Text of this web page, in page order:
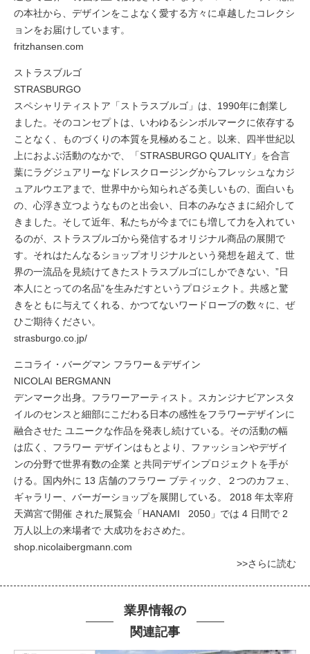
の本社から、デザインをこよなく愛する方々に卓越したコレクシ
ョンをお届けしています。
fritzhansen.com
ストラスブルゴ
STRASBURGO
スペシャリティストア「ストラスブルゴ」は、1990年に創業し
ました。そのコンセプトは、いわゆるシンボルマークに依存する
ことなく、ものづくりの本質を見極めること。以来、四半世紀以
上におよぶ活動のなかで、「STRASBURGO QUALITY」を合言
葉にラグジュアリーなドレスクロージングからフレッシュなカジ
ュアルウエアまで、世界中から知られざる美しいもの、面白いも
の、心浮き立つようなものと出会い、日本のみなさまに紹介して
きました。そして近年、私たちが今までにも増して力を入れてい
るのが、ストラスブルゴから発信するオリジナル商品の展開で
す。それはたんなるショップオリジナルという発想を超えて、世
界の一流品を見続けてきたストラスブルゴにしかできない、”日
本人にとっての名品”を生みだすというプロジェクト。共感と驚
きをともに与えてくれる、かつてないワードローブの数々に、ぜ
ひご期待ください。
strasburgo.co.jp/
ニコライ・バーグマン フラワー＆デザイン
NICOLAI BERGMANN
デンマーク出身。フラワーアーティスト。スカンジナビアンスタ
イルのセンスと細部にこだわる日本の感性をフラワーデザインに
融合させた ユニークな作品を発表し続けている。その活動の幅
は広く、フラワー デザインはもとより、ファッションやデザイ
ンの分野で世界有数の企業 と共同デザインプロジェクトを手が
ける。国内外に 13 店舗のフラワー ブティック、２つのカフェ、
ギャラリー、バーガーショップを展開している。 2018 年太宰府
天満宮で開催 された展覧会「HANAMI 2050」では 4 日間で 2
万人以上の来場者で 大成功をおさめた。
shop.nicolaibergmann.com
>>さらに読む
業界情報の
関連記事